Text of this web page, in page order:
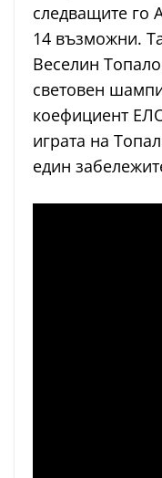
следващите го
14 възможни.
Веселин
световен
коефициент
играта на
един